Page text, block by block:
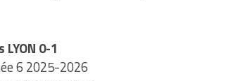
LYON 0-1
6 2025-2026